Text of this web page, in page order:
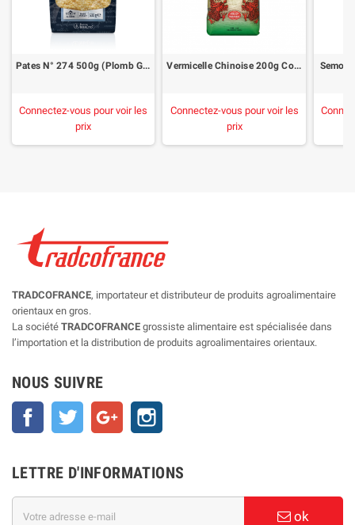
Pates N° 274 500g (Plomb Grand)
Connectez-vous pour voir les
prix
Vermicelle Chinoise 200g Coupé 50g
Connectez-vous pour voir les
prix
TRADCOFRANCE, importateur et distributeur de produits agroalimentaire
orientaux en gros.
La société TRADCOFRANCE grossiste alimentaire est spécialisée dans
l’importation et la distribution de produits agroalimentaires orientaux.
NOUS SUIVRE
Facebook Twitter Google+
LETTRE D'INFORMATIONS
ok